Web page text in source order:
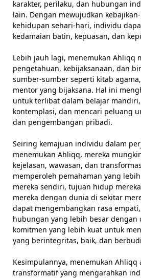
karakter, perilaku, dan hubungan
lain. Dengan mewujudkan
kehidupan sehari-hari, individu
kedamaian batin, kepuasan, dan
Lebih jauh lagi, menemukan Ahliqq
pengetahuan, kebijaksanaan, dan
sumber-sumber seperti kitab
mentor yang bijaksana. Hal ini
untuk terlibat dalam belajar
kontemplasi, dan mencari peluang
dan pengembangan pribadi.
Seiring kemajuan individu dalam
menemukan Ahliqq, mereka
kejelasan, wawasan, dan
memperoleh pemahaman yang
mereka sendiri, tujuan hidup
mereka dengan dunia di sekitar
dapat mengembangkan rasa
hubungan yang lebih besar dengan
komitmen yang lebih kuat untuk
yang berintegritas, baik, dan
Kesimpulannya, menemukan Ahliqq
transformatif yang mengarahkan